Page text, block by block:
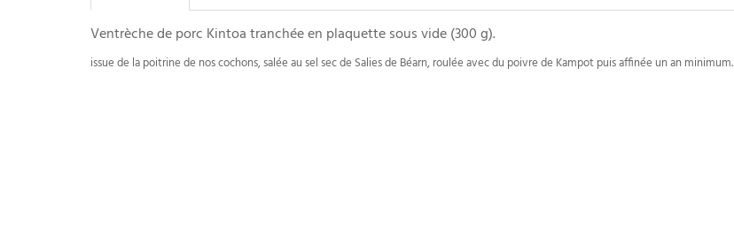
Ventrèche de porc Kintoa tranchée en plaquette sous vide (300 g).
issue de la poitrine de nos cochons, salée au sel sec de Salies de Béarn, roulée avec du poivre de Kampot puis affinée un an minimum.